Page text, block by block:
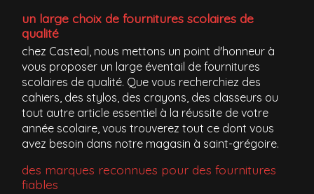
un large choix de fournitures scolaires de
qualité
chez Casteal, nous mettons un point d'honneur à
vous proposer un large éventail de fournitures
scolaires de qualité. Que vous recherchiez des
cahiers, des stylos, des crayons, des classeurs ou
tout autre article essentiel à la réussite de votre
année scolaire, vous trouverez tout ce dont vous
avez besoin dans notre magasin à saint-grégoire.
des marques reconnues pour des fournitures
fiables